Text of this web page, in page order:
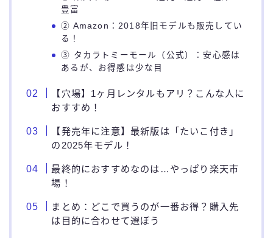
豊富
② Amazon：2018年旧モデルも販売してい
る！
③ タカラトミーモール（公式）：安心感は
あるが、お得感は少な目
【穴場】1ヶ月レンタルもアリ？こんな人に
おすすめ！
【発売年に注意】最新版は「たいこ付き」
の2025年モデル！
最終的におすすめなのは…やっぱり楽天市
場！
まとめ：どこで買うのが一番お得？購入先
は目的に合わせて選ぼう